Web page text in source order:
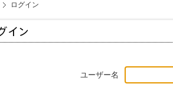
ログイン
ユーザー名